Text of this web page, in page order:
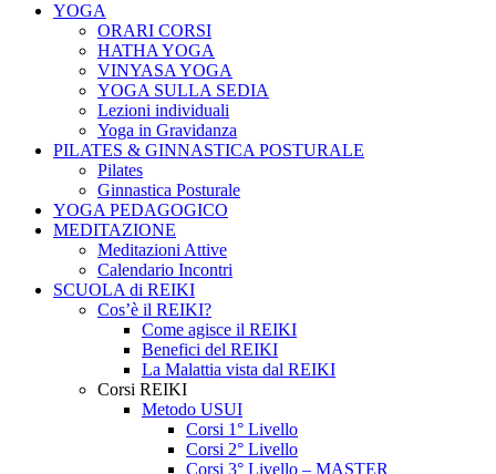
YOGA
ORARI CORSI
HATHA YOGA
VINYASA YOGA
YOGA SULLA SEDIA
Lezioni individuali
Yoga in Gravidanza
PILATES & GINNASTICA POSTURALE
Pilates
Ginnastica Posturale
YOGA PEDAGOGICO
MEDITAZIONE
Meditazioni Attive
Calendario Incontri
SCUOLA di REIKI
Cos’è il REIKI?
Come agisce il REIKI
Benefici del REIKI
La Malattia vista dal REIKI
Corsi REIKI
Metodo USUI
Corsi 1° Livello
Corsi 2° Livello
Corsi 3° Livello – MASTER